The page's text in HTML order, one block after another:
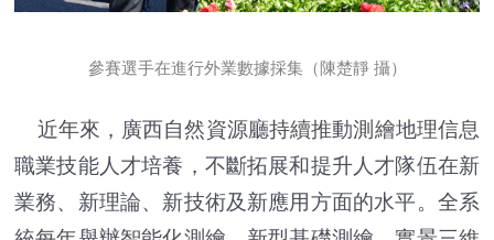
參賽選手在進行外業數據採集（陳楚靜 攝）
近年來，廣西自然資源廳持續推動測繪地理信息
職業技能人才培養，不斷拓展和提升人才隊伍在新
業務、新理論、新技術及新應用方面的水平。全系